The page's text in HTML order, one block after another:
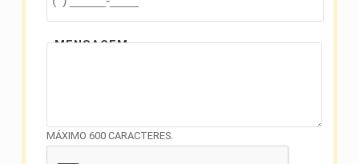
MENSAGEM
MÁXIMO 600 CARACTERES.